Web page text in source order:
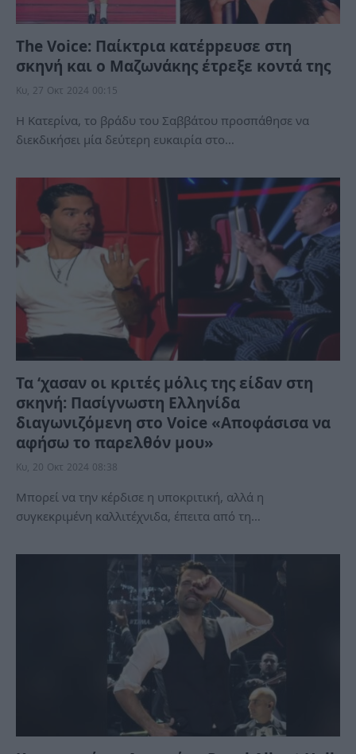
The Voice: Παίκτρια κατέppευσε στη
σκηνή και ο Μαζωνάκης έτρεξε κοντά της
Κυ, 27 Οκτ 2024 00:15
H Κατερίνα, το βράδυ του Σαββάτου προσπάθησε να
διεκδικήσει μία δεύτερη ευκαιρία στο…
Τα ‘χασαν οι κριτές μόλις της είδαν στη
σκηνή: Πασίγνωστη Ελληνίδα
διαγωνιζόμενη στο Voice «Αποφάσισα να
αφήσω το παρελθόν μου»
Κυ, 20 Οκτ 2024 08:38
Μπορεί να την κέρδισε η υποκριτική, αλλά η
συγκεκριμένη καλλιτέχνιδα, έπειτα από τη…